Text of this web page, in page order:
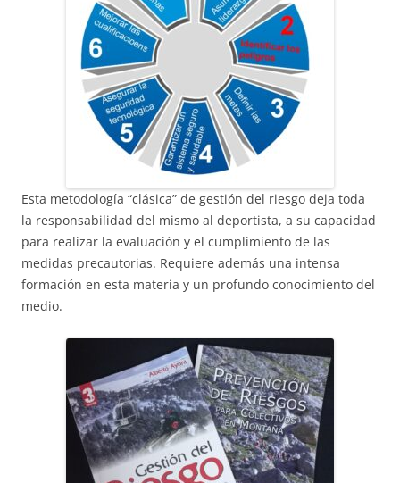
Esta metodología “clásica” de gestión del riesgo deja toda
la responsabilidad del mismo al deportista, a su capacidad
para realizar la evaluación y el cumplimiento de las
medidas precautorias. Requiere además una intensa
formación en esta materia y un profundo conocimiento del
medio.